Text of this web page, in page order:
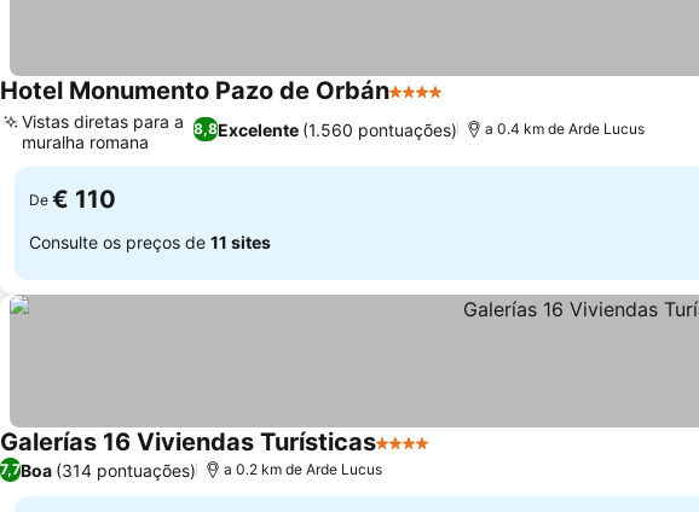
Hotel Monumento Pazo de Orbán4 Estrelas
8,8Excelente (1.560 pontuações)
Vistas diretas para a
muralha romana
a 0.4 km de Arde Lucus
De € 110
Consulte os preços de 11 sites
Galerías 16 Viviendas Turísticas4 Estrelas
7,7Boa (314 pontuações) a 0.2 km de Arde Lucus